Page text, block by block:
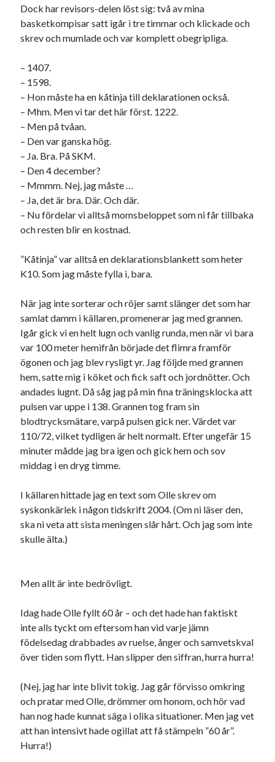
Onödiga citattecken
En amerikansk språkpolis
Fula biblioteksböcker
Egna länkar
Bokstävlar & AI – mitt levebröd. Gå en kurs!
Den stora bloggläsarvärvsveckan
Godisbrödet från himlen
Köttfärslimpan på allas läppar
Länkskolan
Lotten som Sommarpratare (i fantasin alltså: grupp på FB)
Logga in
Flöde för inlägg
Flöde för kommentarer
WordPress.org
Pejpalla!
Swish: 070-8885542
Dock har revisors-delen löst sig: två av mina
basketkompisar satt igår i tre timmar och klickade och
skrev och mumlade och var komplett obegripliga.
– 1407.
– 1598.
– Hon måste ha en kåtinja till deklarationen också.
– Mhm. Men vi tar det här först. 1222.
– Men på tvåan.
– Den var ganska hög.
– Ja. Bra. På SKM.
– Den 4 december?
– Mmmm. Nej, jag måste …
– Ja, det är bra. Där. Och där.
– Nu fördelar vi alltså momsbeloppet som ni får tillbaka
och resten blir en kostnad.
”Kåtinja” var alltså en deklarationsblankett som heter
K10. Som jag måste fylla i, bara.
När jag inte sorterar och röjer samt slänger det som har
samlat damm i källaren, promenerar jag med grannen.
Igår gick vi en helt lugn och vanlig runda, men när vi bara
var 100 meter hemifrån började det flimra framför
ögonen och jag blev rysligt yr. Jag följde med grannen
hem, satte mig i köket och fick saft och jordnötter. Och
andades lugnt. Då såg jag på min fina träningsklocka att
pulsen var uppe i 138. Grannen tog fram sin
blodtrycksmätare, varpå pulsen gick ner. Värdet var
110/72, vilket tydligen är helt normalt. Efter ungefär 15
minuter mådde jag bra igen och gick hem och sov
middag i en dryg timme.
I källaren hittade jag en text som Olle skrev om
syskonkärlek i någon tidskrift 2004. (Om ni läser den,
ska ni veta att sista meningen slår hårt. Och jag som inte
skulle älta.)
Men allt är inte bedrövligt.
Idag hade Olle fyllt 60 år – och det hade han faktiskt
inte alls tyckt om eftersom han vid varje jämn
födelsedag drabbades av ruelse, ånger och samvetskval
över tiden som flytt. Han slipper den siffran, hurra hurra!
(Nej, jag har inte blivit tokig. Jag går förvisso omkring
och pratar med Olle, drömmer om honom, och hör vad
han nog hade kunnat säga i olika situationer. Men jag vet
att han intensivt hade ogillat att få stämpeln ”60 år”.
Hurra!)